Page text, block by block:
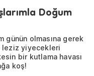
Doğum
günün olmasına gerek
leziz yiyecekleri
bir kutlama havası
koş!